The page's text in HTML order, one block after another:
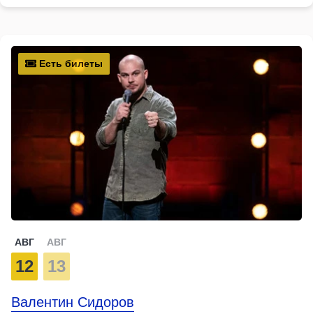
Есть билеты
АВГ
12
АВГ
13
Валентин Сидоров